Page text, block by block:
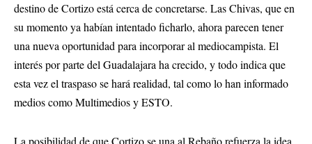
destino de Cortizo está cerca de concretarse. Las Chivas, que en
su momento ya habían intentado ficharlo, ahora parecen tener
una nueva oportunidad para incorporar al mediocampista. El
interés por parte del Guadalajara ha crecido, y todo indica que
esta vez el traspaso se hará realidad, tal como lo han informado
medios como Multimedios y ESTO.
La posibilidad de que Cortizo se una al Rebaño refuerza la idea